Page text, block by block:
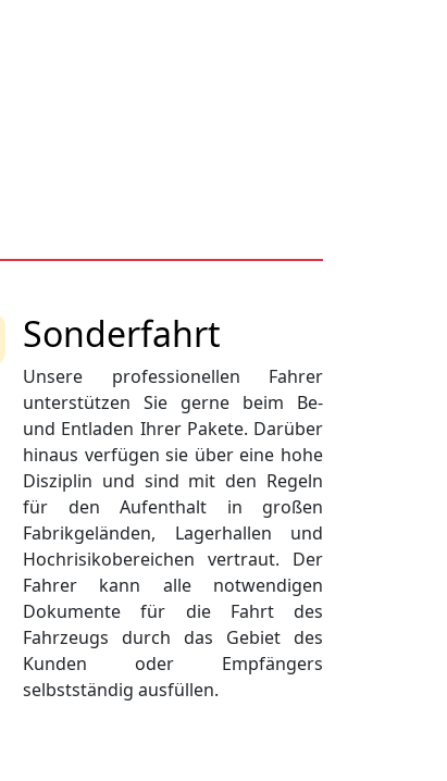
Sonderfahrt
Unsere professionellen Fahrer
unterstützen Sie gerne beim Be-
und Entladen Ihrer Pakete. Darüber
hinaus verfügen sie über eine hohe
Disziplin und sind mit den Regeln
für den Aufenthalt in großen
Fabrikgeländen, Lagerhallen und
Hochrisikobereichen vertraut. Der
Fahrer kann alle notwendigen
Dokumente für die Fahrt des
Fahrzeugs durch das Gebiet des
Kunden oder Empfängers
selbstständig ausfüllen.